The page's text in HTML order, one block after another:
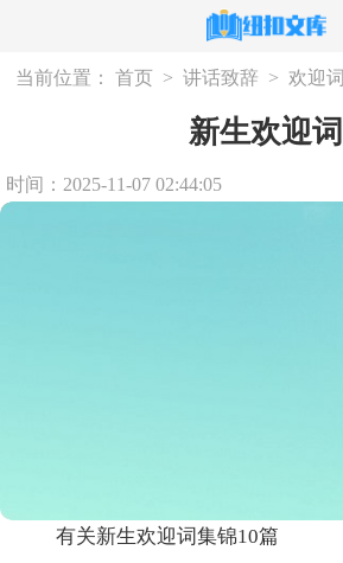
当前位置： 首页 > 讲话致辞 > 欢迎词
新生欢迎词
时间：2025-11-07 02:44:05
有关新生欢迎词集锦10篇